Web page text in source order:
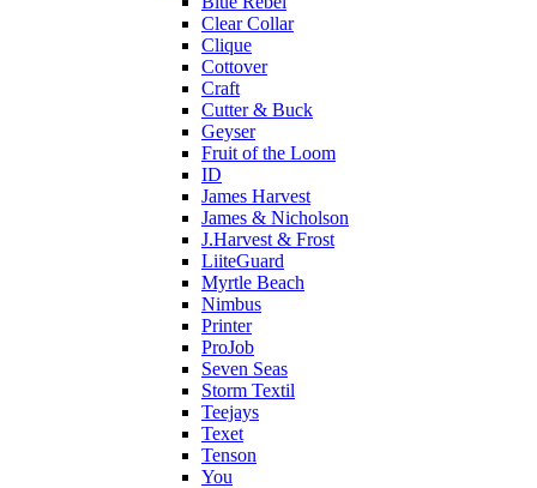
Clear Collar
Clique
Cottover
Craft
Cutter & Buck
Geyser
Fruit of the Loom
ID
James Harvest
James & Nicholson
J.Harvest & Frost
LiiteGuard
Myrtle Beach
Nimbus
Printer
ProJob
Seven Seas
Storm Textil
Teejays
Texet
Tenson
You